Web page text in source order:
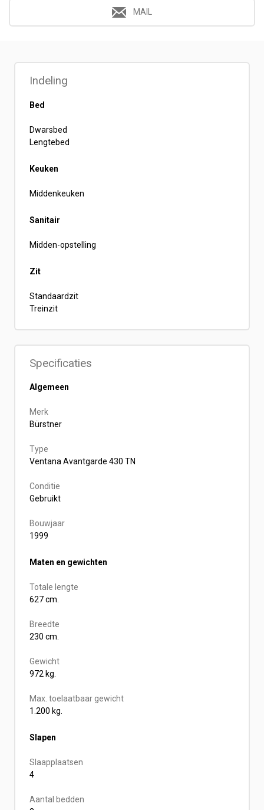
MAIL
Indeling
Bed
Dwarsbed
Lengtebed
Keuken
Middenkeuken
Sanitair
Midden-opstelling
Zit
Standaardzit
Treinzit
Specificaties
Algemeen
Merk
Bürstner
Type
Ventana Avantgarde 430 TN
Conditie
Gebruikt
Bouwjaar
1999
Maten en gewichten
Totale lengte
627 cm.
Breedte
230 cm.
Gewicht
972 kg.
Max. toelaatbaar gewicht
1.200 kg.
Slapen
Slaapplaatsen
4
Aantal bedden